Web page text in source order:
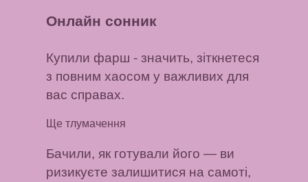
Онлайн сонник
Купили фарш - значить, зіткнетеся
з повним хаосом у важливих для
вас справах.
Ще тлумачення
Бачили, як готували його — ви
ризикуєте залишитися на самоті,